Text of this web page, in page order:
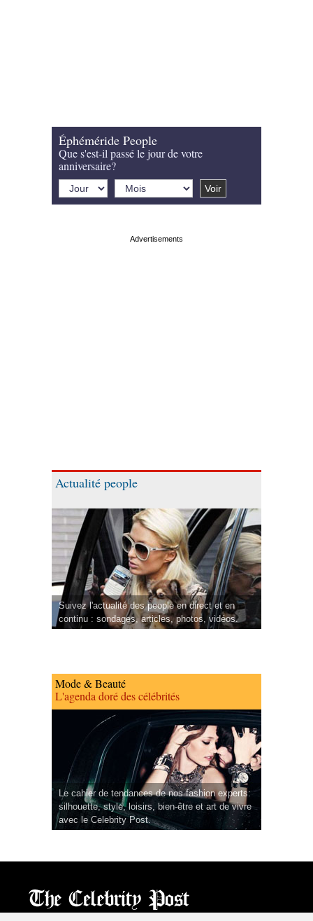
Éphéméride People
Que s'est-il passé le jour de votre
anniversaire?
Actualité people
Suivez l'actualité des people en direct et en
continu : sondages, articles, photos, vidéos.
Mode & Beauté
L'agenda doré des célébrités
Le cahier de tendances de nos fashion experts:
silhouette, style, loisirs, bien-être et art de vivre
avec le Celebrity Post.